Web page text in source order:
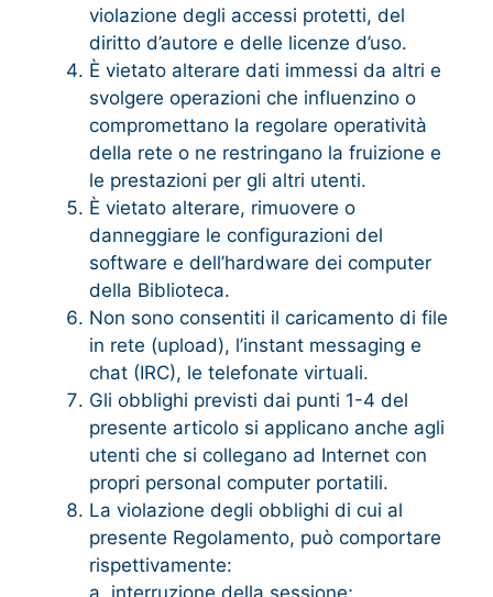
violazione degli accessi protetti, del
diritto d’autore e delle licenze d’uso.
È vietato alterare dati immessi da altri e
svolgere operazioni che influenzino o
compromettano la regolare operatività
della rete o ne restringano la fruizione e
le prestazioni per gli altri utenti.
È vietato alterare, rimuovere o
danneggiare le configurazioni del
software e dell’hardware dei computer
della Biblioteca.
Non sono consentiti il caricamento di file
in rete (upload), l’instant messaging e
chat (IRC), le telefonate virtuali.
Gli obblighi previsti dai punti 1-4 del
presente articolo si applicano anche agli
utenti che si collegano ad Internet con
propri personal computer portatili.
La violazione degli obblighi di cui al
presente Regolamento, può comportare
rispettivamente:
a. interruzione della sessione;